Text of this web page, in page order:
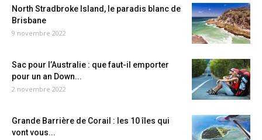
North Stradbroke Island, le paradis blanc de
Brisbane
9 novembre 2022
Sac pour l’Australie : que faut-il emporter
pour un an Down...
2 novembre 2022
Grande Barrière de Corail : les 10 îles qui
vont vous...